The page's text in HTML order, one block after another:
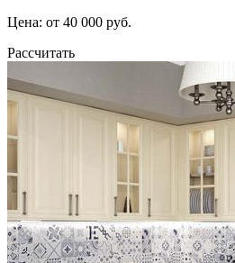
Цена: от 40 000 руб.
Рассчитать